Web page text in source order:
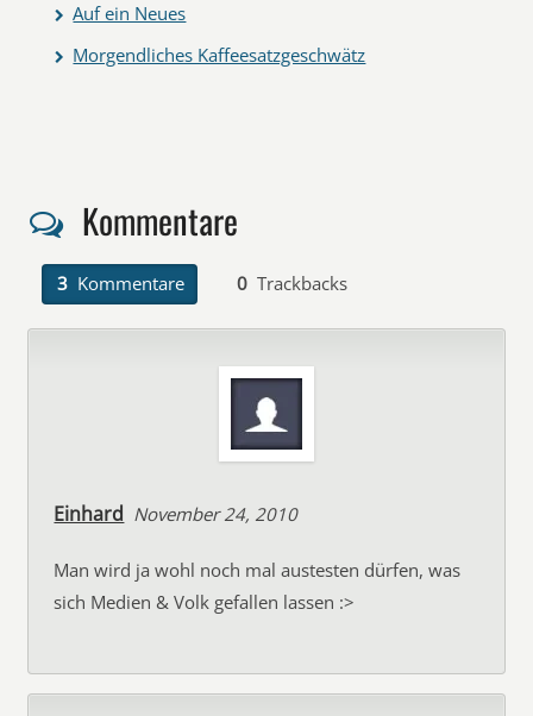
Auf ein Neues
Morgendliches Kaffeesatzgeschwätz
Kommentare
3 Kommentare 0 Trackbacks
Einhard November 24, 2010
Man wird ja wohl noch mal austesten dürfen, was
sich Medien & Volk gefallen lassen :>